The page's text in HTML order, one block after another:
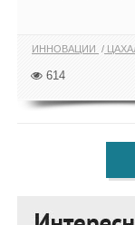
ИННОВАЦИИ
614